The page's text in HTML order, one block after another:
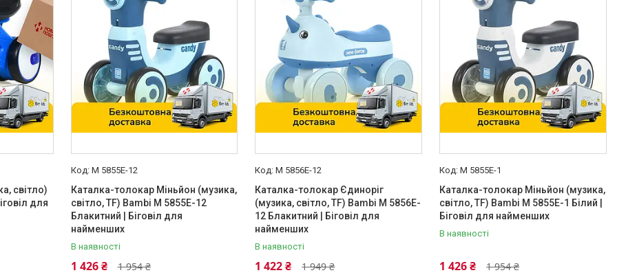
світло)
для
M 5855E-12
Каталка-толокар Міньйон (музика,
світло, TF) Bambi M 5855E-12
Блакитний | Біговіл для
найменших
В наявності
1 954 ₴
1 426 ₴
M 5856E-12
Каталка-толокар Єдиноріг
(музика, світло, TF) Bambi M 5856E-
12 Блакитний | Біговіл для
найменших
В наявності
1 949 ₴
1 422 ₴
M 5855E-1
Каталка-толокар Міньйон (музика,
світло, TF) Bambi M 5855E-1 Білий |
Біговіл для найменших
В наявності
1 954 ₴
1 426 ₴